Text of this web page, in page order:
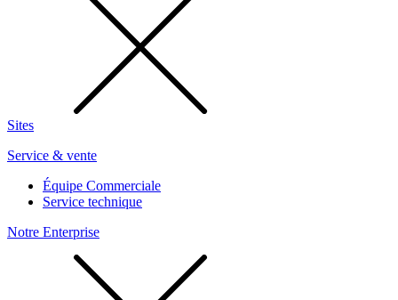
Sites
Service & vente
Équipe Commerciale
Service technique
Notre Enterprise